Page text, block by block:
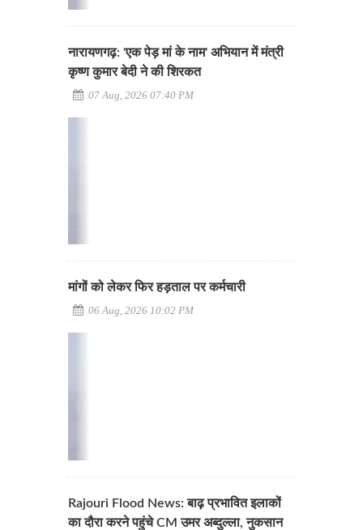
नारायणगढ़: 'एक पेड़ मां के नाम' अभियान में मंत्री
कृष्ण कुमार बेदी ने की शिरकत
07 Aug, 2026 07:40 PM
मांगों को लेकर फिर हड़ताल पर कर्मचारी
06 Aug, 2026 10:02 PM
Rajouri Flood News: बाढ़ प्रभावित इलाकों
का दौरा करने पहुंचे CM उमर अब्दुल्ला, नुकसान